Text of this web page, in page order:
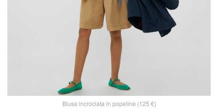
Blusa incrociata in popeline (125 €)